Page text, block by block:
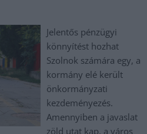
Jelentős pénzügyi
könnyítést hozhat
Szolnok számára egy, a
kormány elé került
önkormányzati
kezdeményezés.
Amennyiben a javaslat
zöld utat kap, a város